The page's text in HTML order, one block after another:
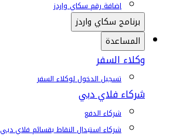
إضافة رقم سكاي واردز
برنامج سكاي واردز
المساعدة
وكلاء السفر
تسجيل الدخول لوكلاء السفر
شركاء فلاي دبي
شركاء الدفع
شركاء استبدال النقاط بقسائم فلاي دبي